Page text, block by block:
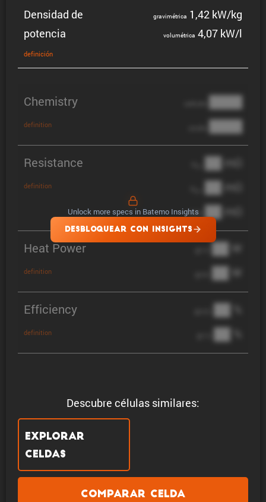
Descubre células similares:
Explorar
celdas
Comparar celda
Densidad de
potencia
defini­ción
gravi­mé­trica 1,42 kW/kg
volumé­trica 4,07 kW/l
Chemistry
definition
████
████
Resistance
definition
██ mΩ
██ mΩ
DCIR ██ mΩ
Heat Power
definition
██ W
██ W
Efficiency
definition
██ %
██ %
Unlock more specs in Batemo Insights
DESBLOQUEAR CON INSIGHTS